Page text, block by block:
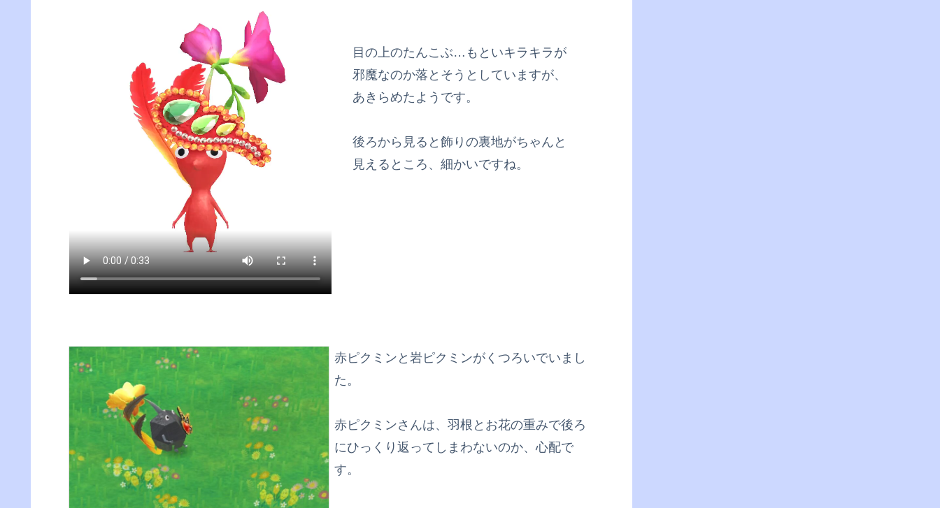
目の上のたんこぶ…もといキラキラが
邪魔なのか落とそうとしていますが、
あきらめたようです。
後ろから見ると飾りの裏地がちゃんと
見えるところ、細かいですね。
赤ピクミンと岩ピクミンがくつろいでいまし
た。
赤ピクミンさんは、羽根とお花の重みで後ろ
にひっくり返ってしまわないのか、心配で
す。